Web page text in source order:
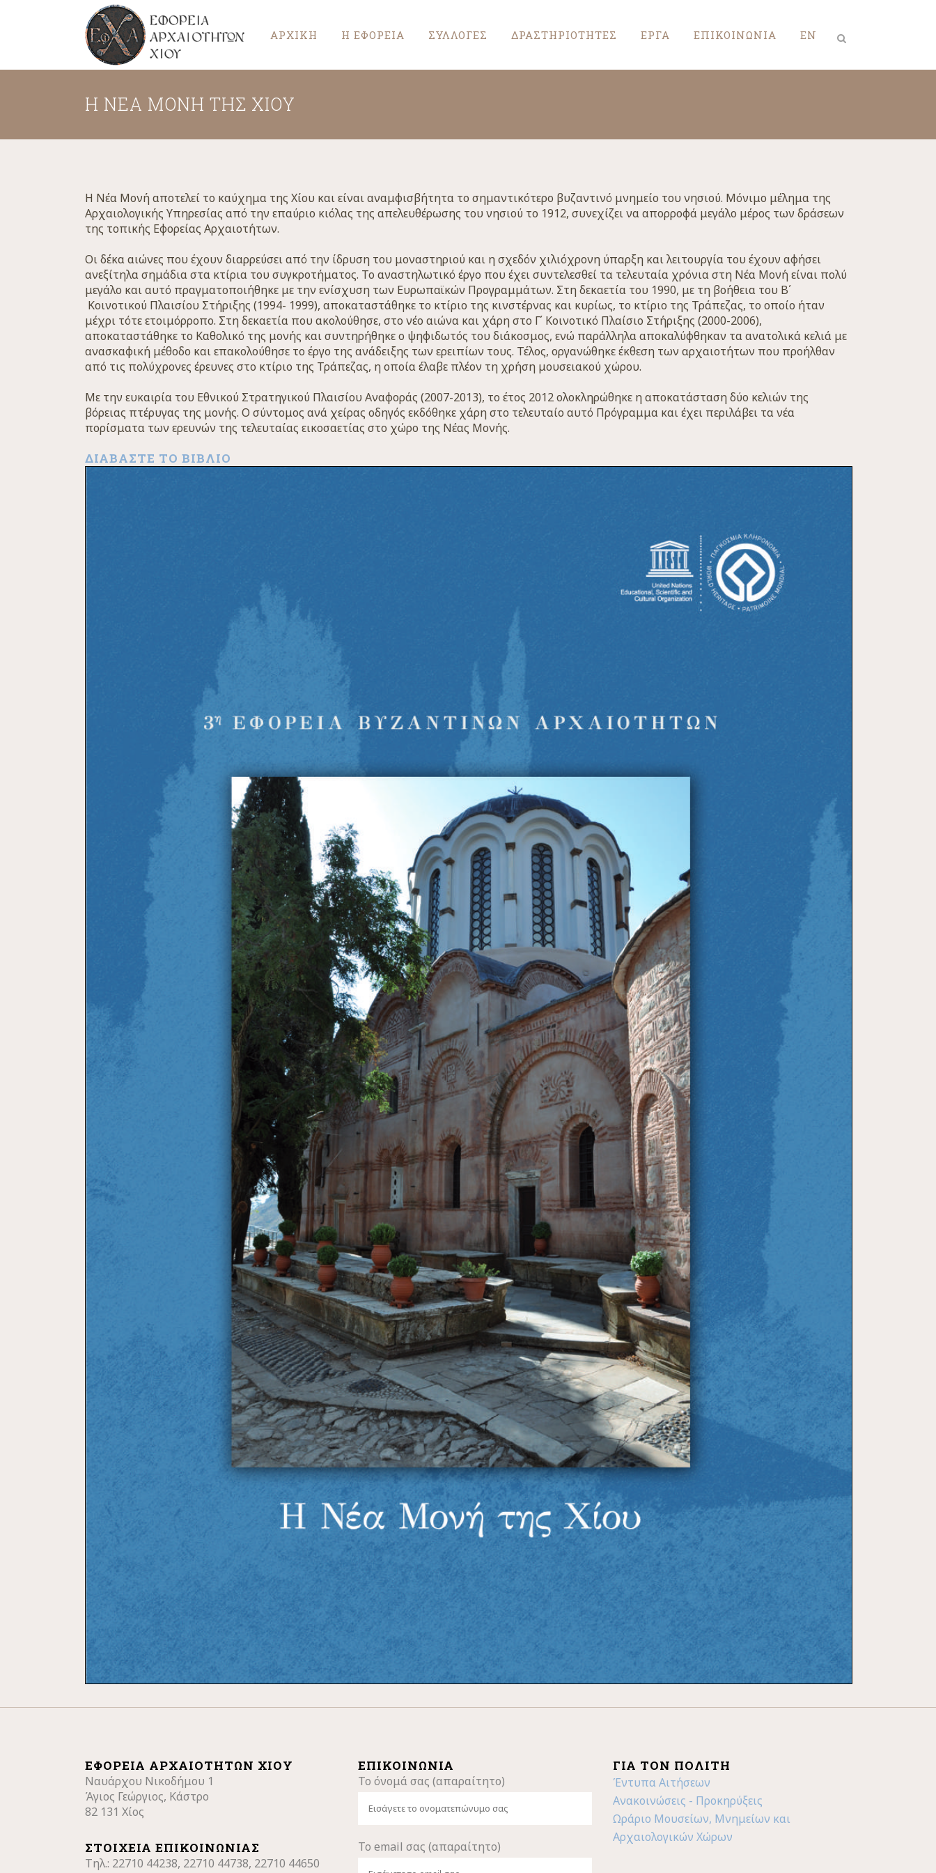
ΑΡΧΙΚΗ Η ΕΦΟΡΕΙΑ ΣΥΛΛΟΓΕΣ ΔΡΑΣΤΗΡΙΟΤΗΤΕΣ ΕΡΓΑ ΕΠΙΚΟΙΝΩΝΙΑ EN
Η ΝΈΑ ΜΟΝΉ ΤΗΣ ΧΊΟΥ
Η Νέα Μονή αποτελεί το καύχημα της Χίου και είναι αναμφισβήτητα το σημαντικότερο βυζαντινό μνημείο του νησιού. Μόνιμο μέλημα της
Αρχαιολογικής Υπηρεσίας από την επαύριο κιόλας της απελευθέρωσης του νησιού το 1912, συνεχίζει να απορροφά μεγάλο μέρος των δράσεων
της τοπικής Εφορείας Αρχαιοτήτων.
Οι δέκα αιώνες που έχουν διαρρεύσει από την ίδρυση του μοναστηριού και η σχεδόν χιλιόχρονη ύπαρξη και λειτουργία του έχουν αφήσει
ανεξίτηλα σημάδια στα κτίρια του συγκροτήματος. Το αναστηλωτικό έργο που έχει συντελεσθεί τα τελευταία χρόνια στη Νέα Μονή είναι πολύ
μεγάλο και αυτό πραγματοποιήθηκε με την ενίσχυση των Ευρωπαϊκών Προγραμμάτων. Στη δεκαετία του 1990, με τη βοήθεια του Β΄
Κοινοτικού Πλαισίου Στήριξης (1994- 1999), αποκαταστάθηκε το κτίριο της κινστέρνας και κυρίως, το κτίριο της Τράπεζας, το οποίο ήταν
μέχρι τότε ετοιμόρροπο. Στη δεκαετία που ακολούθησε, στο νέο αιώνα και χάρη στο Γ΄ Κοινοτικό Πλαίσιο Στήριξης (2000-2006),
αποκαταστάθηκε το Καθολικό της μονής και συντηρήθηκε ο ψηφιδωτός του διάκοσμος, ενώ παράλληλα αποκαλύφθηκαν τα ανατολικά κελιά με
ανασκαφική μέθοδο και επακολούθησε το έργο της ανάδειξης των ερειπίων τους. Τέλος, οργανώθηκε έκθεση των αρχαιοτήτων που προήλθαν
από τις πολύχρονες έρευνες στο κτίριο της Τράπεζας, η οποία έλαβε πλέον τη χρήση μουσειακού χώρου.
Με την ευκαιρία του Εθνικού Στρατηγικού Πλαισίου Αναφοράς (2007-2013), το έτος 2012 ολοκληρώθηκε η αποκατάσταση δύο κελιών της
βόρειας πτέρυγας της μονής. Ο σύντομος ανά χείρας οδηγός εκδόθηκε χάρη στο τελευταίο αυτό Πρόγραμμα και έχει περιλάβει τα νέα
πορίσματα των ερευνών της τελευταίας εικοσαετίας στο χώρο της Νέας Μονής.
ΔΙΑΒΆΣΤΕ ΤΟ ΒΙΒΛΊΟ
ΕΦΟΡΕΊΑ ΑΡΧΑΙΟΤΉΤΩΝ ΧΊΟΥ
Ναυάρχου Νικοδήμου 1
Άγιος Γεώργιος, Κάστρο
82 131 Χίος
ΣΤΟΙΧΕΊΑ ΕΠΙΚΟΙΝΩΝΊΑΣ
Τηλ.: 22710 44238, 22710 44738, 22710 44650
ΕΠΙΚΟΙΝΩΝΊΑ
Το όνομά σας (απαραίτητο)
Το email σας (απαραίτητο)
ΓΙΑ ΤΟΝ ΠΟΛΊΤΗ
Έντυπα Αιτήσεων
Ανακοινώσεις - Προκηρύξεις
Ωράριο Μουσείων, Μνημείων και
Αρχαιολογικών Χώρων